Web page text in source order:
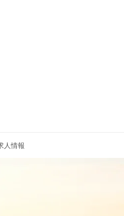
人情報